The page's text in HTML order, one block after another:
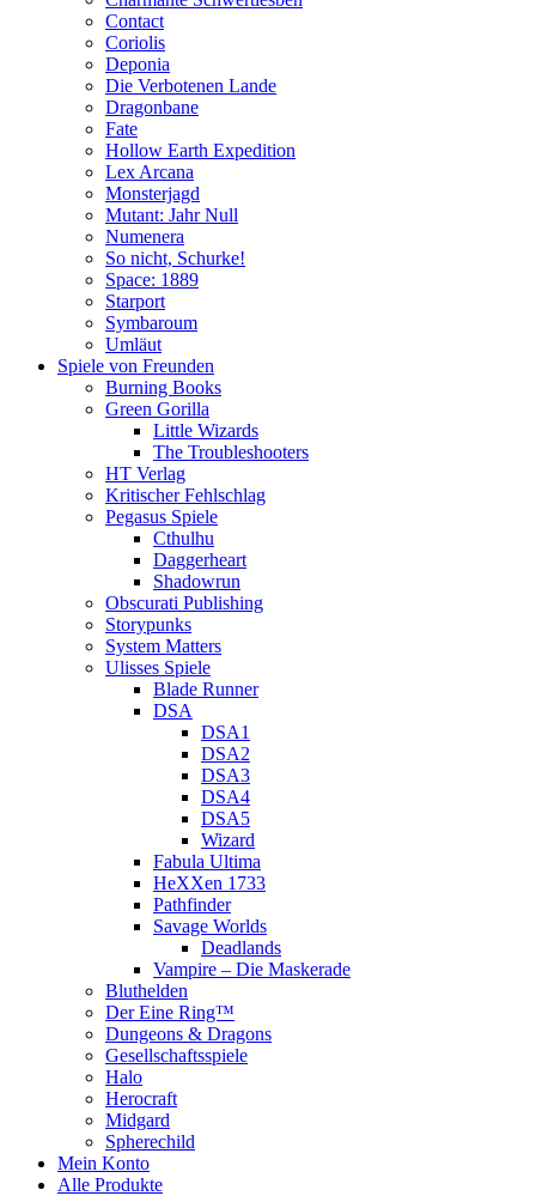
Contact
Coriolis
Deponia
Die Verbotenen Lande
Dragonbane
Fate
Hollow Earth Expedition
Lex Arcana
Monsterjagd
Mutant: Jahr Null
Numenera
So nicht, Schurke!
Space: 1889
Starport
Symbaroum
Umläut
Spiele von Freunden
Burning Books
Green Gorilla
Little Wizards
The Troubleshooters
HT Verlag
Kritischer Fehlschlag
Pegasus Spiele
Cthulhu
Daggerheart
Shadowrun
Obscurati Publishing
Storypunks
System Matters
Ulisses Spiele
Blade Runner
DSA
DSA1
DSA2
DSA3
DSA4
DSA5
Wizard
Fabula Ultima
HeXXen 1733
Pathfinder
Savage Worlds
Deadlands
Vampire – Die Maskerade
Bluthelden
Der Eine Ring™
Dungeons & Dragons
Gesellschaftsspiele
Halo
Herocraft
Midgard
Spherechild
Mein Konto
Alle Produkte